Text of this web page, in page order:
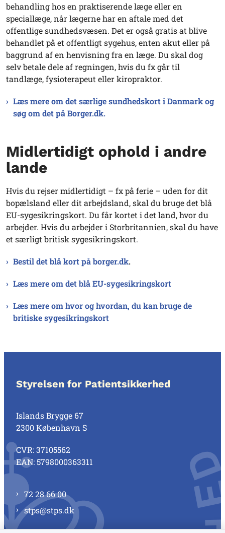
behandling hos en praktiserende læge eller en
speciallæge, når lægerne har en aftale med det
offentlige sundhedsvæsen. Det er også gratis at blive
behandlet på et offentligt sygehus, enten akut eller på
baggrund af en henvisning fra en læge. Du skal dog
selv betale dele af regningen, hvis du fx går til
tandlæge, fysioterapeut eller kiropraktor.
Læs mere om det særlige sundhedskort i Danmark og
søg om det på Borger.dk.
Midlertidigt ophold i andre
lande
Hvis du rejser midlertidigt – fx på ferie – uden for dit
bopælsland eller dit arbejdsland, skal du bruge det blå
EU-sygesikringskort. Du får kortet i det land, hvor du
arbejder. Hvis du arbejder i Storbritannien, skal du have
et særligt britisk sygesikringskort.
Bestil det blå kort på borger.dk.
Læs mere om det blå EU-sygesikringskort
Læs mere om hvor og hvordan, du kan bruge de
britiske sygesikringskort
Styrelsen for Patientsikkerhed
Islands Brygge 67
2300 København S
CVR: 37105562
EAN: 5798000363311
72 28 66 00
stps@stps.dk